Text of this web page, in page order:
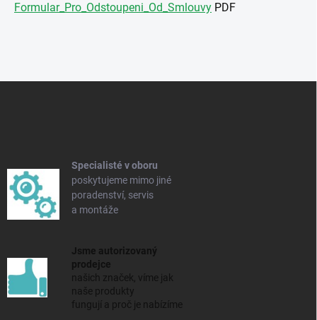
Formular_Pro_Odstoupeni_Od_Smlouvy PDF
Specialisté v oboru
poskytujeme mimo jiné
poradenství, servis
a montáže
Jsme autorizovaný
prodejce
našich značek, víme jak
naše produkty
fungují a proč je nabízíme